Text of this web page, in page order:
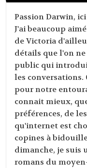
Passion Darwin, ici
J'ai beaucoup
de Victoria
détails que l'on
public qui
les
pour notre
connait mieux,
préférences, de
qu'internet est
copines à
dimanche, je suis
romans du